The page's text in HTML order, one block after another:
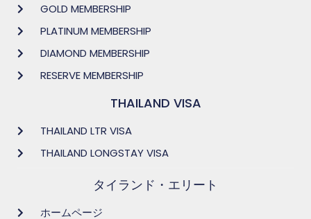
GOLD MEMBERSHIP
PLATINUM MEMBERSHIP
DIAMOND MEMBERSHIP
RESERVE MEMBERSHIP
THAILAND VISA
THAILAND LTR VISA
THAILAND LONGSTAY VISA
タイランド・エリート
ホームページ